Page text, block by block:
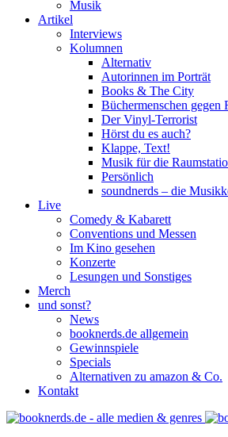
Musik
Artikel
Interviews
Kolumnen
Alternativ
Autorinnen im Porträt
Books & The City
Büchermenschen gegen
Der Vinyl-Terrorist
Hörst du es auch?
Klappe, Text!
Musik für die
Persönlich
soundnerds – die
Live
Comedy & Kabarett
Conventions und Messen
Im Kino gesehen
Konzerte
Lesungen und Sonstiges
Merch
und sonst?
News
booknerds.de allgemein
Gewinnspiele
Specials
Alternativen zu amazon & Co.
Kontakt